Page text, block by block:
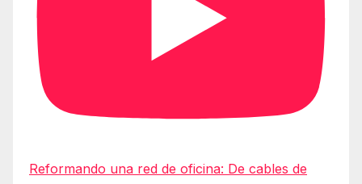
Reformando una red de oficina: De cables de